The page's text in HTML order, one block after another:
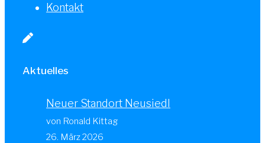
Kontakt
Aktuelles
Neuer Standort Neusiedl
von Ronald Kittag
26. März 2026